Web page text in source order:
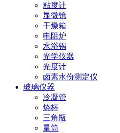
粘度计
显微镜
干燥箱
电阻炉
水浴锅
光学仪器
光度计
卤素水份测定仪
玻璃仪器
冷凝管
烧杯
三角瓶
量筒